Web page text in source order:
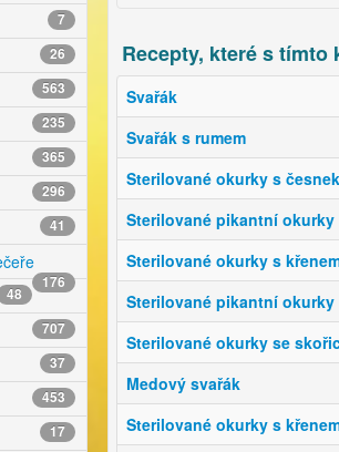
7
26
563
235
365
296
41
176
48
707
37
453
17
Recepty, které s tímto
Svařák
Svařák s rumem
Sterilované okurky s
Sterilované pikantní okurky
Sterilované okurky s
Sterilované pikantní okurky
Sterilované okurky se
Medový svařák
Sterilované okurky s